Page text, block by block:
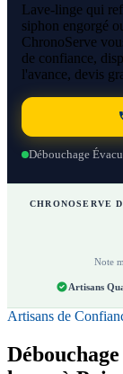
Lave-linge qui
siphon engorgé
ChronoServe
de confiance,
l'avance, devis
Débouchage
CHRONOSERVE
Note
Artisans
Artisans de